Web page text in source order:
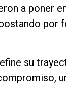
a poner
por
su